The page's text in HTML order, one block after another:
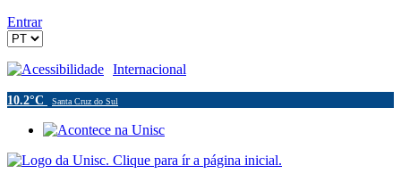
Entrar
Acessibilidade Internacional
10.2°C Santa Cruz do Sul